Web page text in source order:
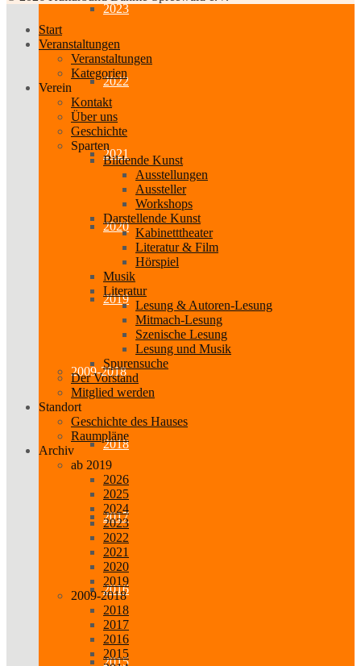
2023
2022
2021
2020
2019
2009-2018
2018
2017
2016
2015
Start
Veranstaltungen
Veranstaltungen
Kategorien
Verein
Kontakt
Über uns
Geschichte
Sparten
Bildende Kunst
Ausstellungen
Aussteller
Workshops
Darstellende Kunst
Kabinetttheater
Literatur & Film
Hörspiel
Musik
Literatur
Lesung & Autoren-Lesung
Mitmach-Lesung
Szenische Lesung
Lesung und Musik
Spurensuche
Der Vorstand
Mitglied werden
Standort
Geschichte des Hauses
Raumpläne
Archiv
ab 2019
2026
2025
2024
2023
2022
2021
2020
2019
2009-2018
2018
2017
2016
2015